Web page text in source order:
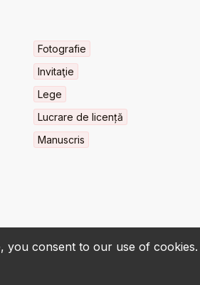
you consent to our use of cookies.
Fotografie
Invitaţie
Lege
Lucrare de licență
Manuscris